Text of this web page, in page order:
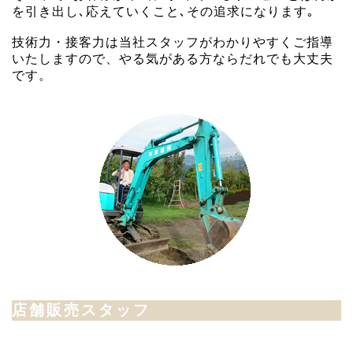
を引き出し､応えていくこと､その追求になります｡
技術力・接客力は当社スタッフがわかりやすくご指導
いたしますので、やる気がある方ならだれでも大丈夫
です。
店舗販売スタッフ